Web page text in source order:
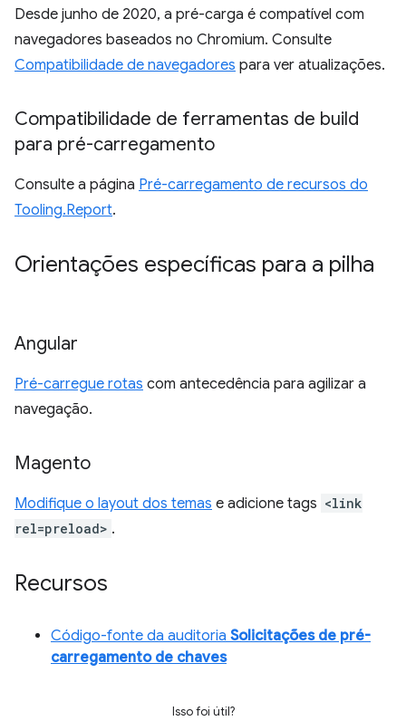
Desde junho de 2020, a pré-carga é compatível com
navegadores baseados no Chromium. Consulte
Compatibilidade de navegadores para ver atualizações.
Compatibilidade de ferramentas de build
para pré-carregamento
Consulte a página Pré-carregamento de recursos do
Tooling.Report.
Orientações específicas para a pilha
Angular
Pré-carregue rotas com antecedência para agilizar a
navegação.
Magento
Modifique o layout dos temas e adicione tags <link
rel=preload> .
Recursos
Código-fonte da auditoria Solicitações de pré-
carregamento de chaves
Isso foi útil?